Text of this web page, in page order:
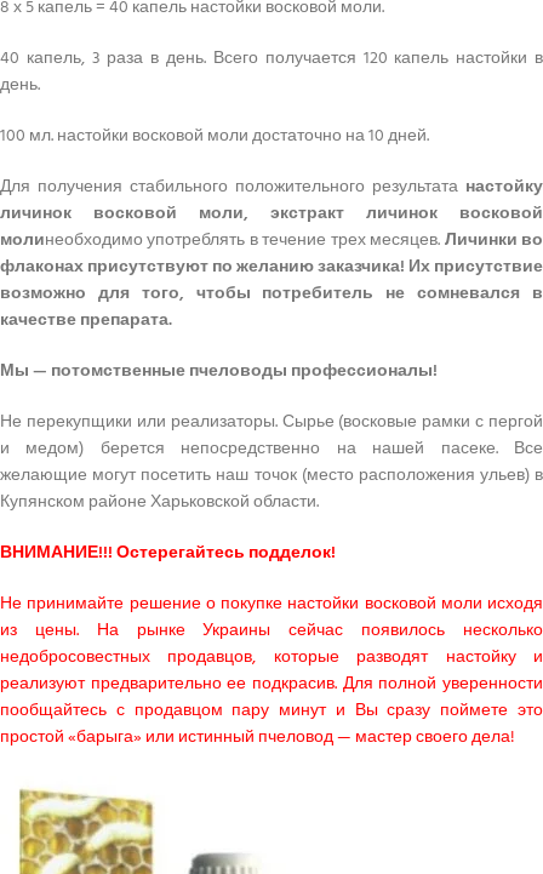
8 х 5 капель = 40 капель настойки восковой моли.
40 капель, 3 раза в день. Всего получается 120 капель настойки в
день.
100 мл. настойки восковой моли достаточно на 10 дней.
Для получения стабильного положительного результата настойку
личинок восковой моли, экстракт личинок восковой
молинеобходимо употреблять в течение трех месяцев.Личинки во
флаконах присутствуют по желанию заказчика! Их присутствие
возможно для того, чтобы потребитель не сомневался в
качестве препарата.
Мы — потомственные пчеловоды профессионалы!
Не перекупщики или реализаторы. Сырье (восковые рамки с пергой
и медом) берется непосредственно на нашей пасеке. Все
желающие могут посетить наш точок (место расположения ульев) в
Купянском районе Харьковской области.
ВНИМАНИЕ!!! Остерегайтесь подделок!
Не принимайте решение о покупке настойки восковой моли исходя
из цены. На рынке Украины сейчас появилось несколько
недобросовестных продавцов, которые разводят настойку и
реализуют предварительно ее подкрасив. Для полной уверенности
пообщайтесь с продавцом пару минут и Вы сразу поймете это
простой «барыга» или истинный пчеловод — мастер своего дела!